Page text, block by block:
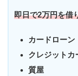
即日で2万円を借
カードローン
クレジットカ
質屋